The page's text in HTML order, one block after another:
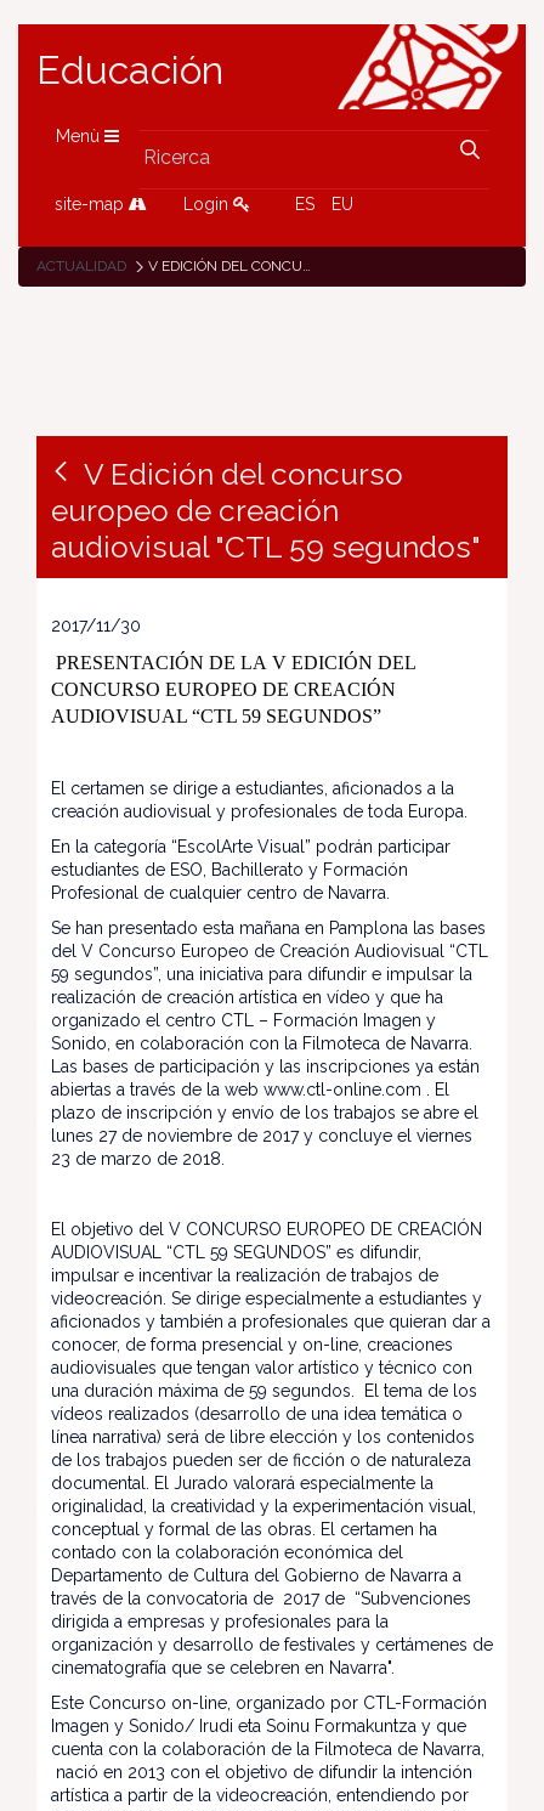
Educación
Menù
site-map Login ES EU
ACTUALIDAD V EDICIÓN DEL CONCURSO EUROPEO DE CREACIÓN AUDIOVISUAL "CTL 59 SEGUNDOS"
V Edición del concurso
europeo de creación
audiovisual "CTL 59 segundos"
2017/11/30
PRESENTACIÓN DE LA V EDICIÓN DEL
CONCURSO EUROPEO DE CREACIÓN
AUDIOVISUAL “CTL 59 SEGUNDOS”
El certamen se dirige a estudiantes, aficionados a la
creación audiovisual y profesionales de toda Europa.
En la categoría “EscolArte Visual” podrán participar
estudiantes de ESO, Bachillerato y Formación
Profesional de cualquier centro de Navarra.
Se han presentado esta mañana en Pamplona las bases
del V Concurso Europeo de Creación Audiovisual “CTL
59 segundos”, una iniciativa para difundir e impulsar la
realización de creación artística en vídeo y que ha
organizado el centro CTL – Formación Imagen y
Sonido, en colaboración con la Filmoteca de Navarra.
Las bases de participación y las inscripciones ya están
abiertas a través de la web www.ctl-online.com . El
plazo de inscripción y envío de los trabajos se abre el
lunes 27 de noviembre de 2017 y concluye el viernes
23 de marzo de 2018.
El objetivo del V CONCURSO EUROPEO DE CREACIÓN
AUDIOVISUAL “CTL 59 SEGUNDOS” es difundir,
impulsar e incentivar la realización de trabajos de
videocreación. Se dirige especialmente a estudiantes y
aficionados y también a profesionales que quieran dar a
conocer, de forma presencial y on-line, creaciones
audiovisuales que tengan valor artístico y técnico con
una duración máxima de 59 segundos. El tema de los
vídeos realizados (desarrollo de una idea temática o
línea narrativa) será de libre elección y los contenidos
de los trabajos pueden ser de ficción o de naturaleza
documental. El Jurado valorará especialmente la
originalidad, la creatividad y la experimentación visual,
conceptual y formal de las obras. El certamen ha
contado con la colaboración económica del
Departamento de Cultura del Gobierno de Navarra a
través de la convocatoria de 2017 de “Subvenciones
dirigida a empresas y profesionales para la
organización y desarrollo de festivales y certámenes de
cinematografía que se celebren en Navarra".
Este Concurso on-line, organizado por CTL-Formación
Imagen y Sonido/ Irudi eta Soinu Formakuntza y que
cuenta con la colaboración de la Filmoteca de Navarra,
nació en 2013 con el objetivo de difundir la intención
artística a partir de la videocreación, entendiendo por